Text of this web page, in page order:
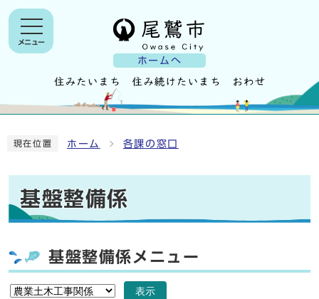
ホームへ
メニュー
現在位置 ホーム 各課の窓口
基盤整備係
基盤整備係メニュー
表示